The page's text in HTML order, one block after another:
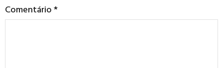
Comentário*